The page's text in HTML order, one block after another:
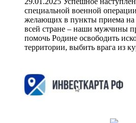
специальной военной
желающих в пункты приема на
всей стране – наши мужчины
помочь Родине освободить
территории, выбить врага из